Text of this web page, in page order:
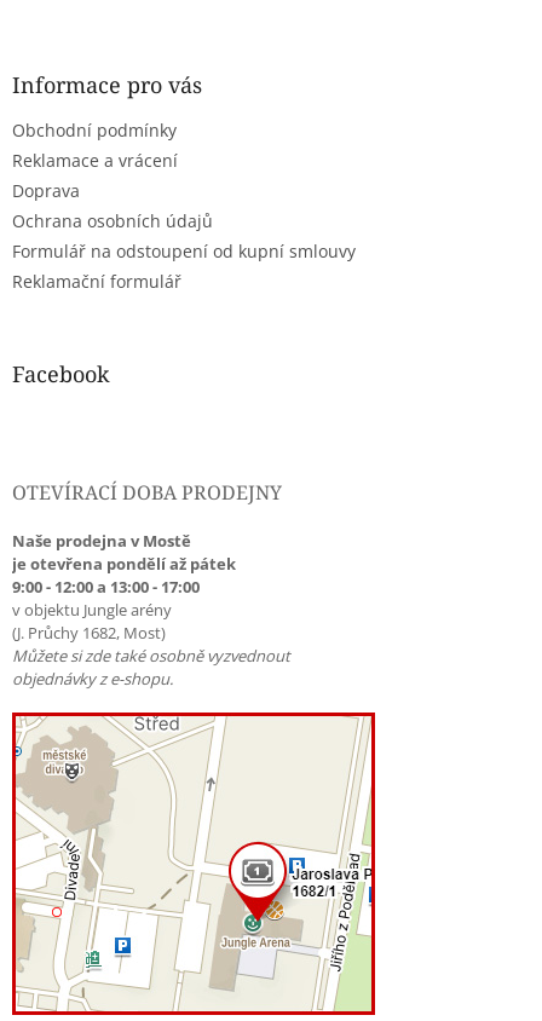
Informace pro vás
Obchodní podmínky
Reklamace a vrácení
Doprava
Ochrana osobních údajů
Formulář na odstoupení od kupní smlouvy
Reklamační formulář
Facebook
OTEVÍRACÍ DOBA PRODEJNY
Naše prodejna v Mostě
je otevřena pondělí až pátek
9:00 - 12:00 a 13:00 - 17:00
v objektu Jungle arény
(J. Průchy 1682, Most)
Můžete si zde také osobně vyzvednout
objednávky z e-shopu.